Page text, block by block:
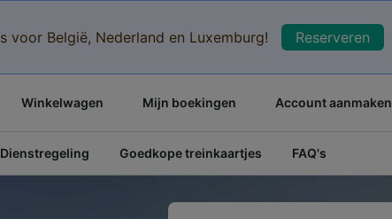
voor België, Nederland en Luxemburg! Reserveren
Winkelwagen Mijn boekingen Account aanmaken
Dienstregeling Goedkope treinkaartjes FAQ's